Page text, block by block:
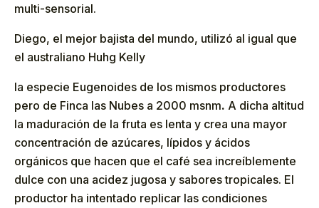
multi-sensorial.
Diego, el mejor bajista del mundo, utilizó al igual que
el australiano Huhg Kelly
la especie Eugenoides de los mismos productores
pero de Finca las Nubes a 2000 msnm. A dicha altitud
la maduración de la fruta es lenta y crea una mayor
concentración de azúcares, lípidos y ácidos
orgánicos que hacen que el café sea increíblemente
dulce con una acidez jugosa y sabores tropicales. El
productor ha intentado replicar las condiciones